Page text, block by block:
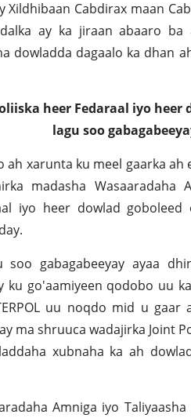
Xildhibaan Cabdirax maan
ay ka jiraan abaaro ba
dowladda dagaalo ka dhan
heer Fedaraal iyo heer
lagu soo
ah xarunta ku meel gaarka ah
madasha Wasaaradaha
iyo heer dowlad
soo gabagabeeyay ayaa
ku go'aamiyeen qodobo uu
uu noqdo mid u gaar
ma shruuca wadajirka Joint
xubnaha ka ah
Amniga iyo